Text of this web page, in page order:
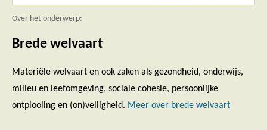
Over het onderwerp:
Brede welvaart
Materiële welvaart en ook zaken als gezondheid, onderwijs,
milieu en leefomgeving, sociale cohesie, persoonlijke
ontplooiing en (on)veiligheid. Meer over brede welvaart